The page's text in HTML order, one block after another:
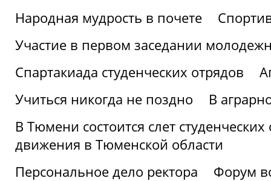
Народная мудрость в почете
Участие в первом заседании
Спартакиада студенческих отрядов
Учиться никогда не поздно
В
В Тюмени состоится слет
движения в Тюменской области
Персональное дело ректора
Форум